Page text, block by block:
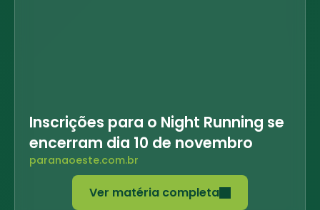
Inscrições para o Night Running se
encerram dia 10 de novembro
paranaoeste.com.br
Ver matéria completa